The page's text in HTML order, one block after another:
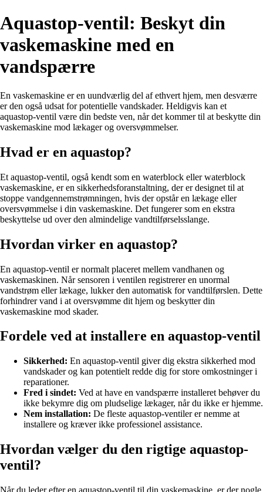
Aquastop-ventil: Beskyt din
vaskemaskine med en
vandspærre
En vaskemaskine er en uundværlig del af ethvert hjem, men desværre
er den også udsat for potentielle vandskader. Heldigvis kan et
aquastop-ventil være din bedste ven, når det kommer til at beskytte din
vaskemaskine mod lækager og oversvømmelser.
Hvad er en aquastop?
Et aquastop-ventil, også kendt som en waterblock eller waterblock
vaskemaskine, er en sikkerhedsforanstaltning, der er designet til at
stoppe vandgennemstrømningen, hvis der opstår en lækage eller
oversvømmelse i din vaskemaskine. Det fungerer som en ekstra
beskyttelse ud over den almindelige vandtilførselsslange.
Hvordan virker en aquastop?
En aquastop-ventil er normalt placeret mellem vandhanen og
vaskemaskinen. Når sensoren i ventilen registrerer en unormal
vandstrøm eller lækage, lukker den automatisk for vandtilførslen. Dette
forhindrer vand i at oversvømme dit hjem og beskytter din
vaskemaskine mod skader.
Fordele ved at installere en aquastop-ventil
Sikkerhed: En aquastop-ventil giver dig ekstra sikkerhed mod
vandskader og kan potentielt redde dig for store omkostninger i
reparationer.
Fred i sindet: Ved at have en vandspærre installeret behøver du
ikke bekymre dig om pludselige lækager, når du ikke er hjemme.
Nem installation: De fleste aquastop-ventiler er nemme at
installere og kræver ikke professionel assistance.
Hvordan vælger du den rigtige aquastop-
ventil?